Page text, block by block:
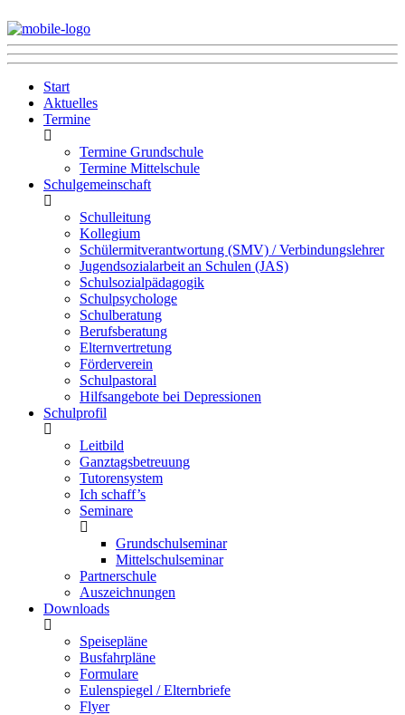
Start
Aktuelles
Termine
Termine Grundschule
Termine Mittelschule
Schulgemeinschaft
Schulleitung
Kollegium
Schülermitverantwortung (SMV) / Verbindungslehrer
Jugendsozialarbeit an Schulen (JAS)
Schulsozialpädagogik
Schulpsychologe
Schulberatung
Berufsberatung
Elternvertretung
Förderverein
Schulpastoral
Hilfsangebote bei Depressionen
Schulprofil
Leitbild
Ganztagsbetreuung
Tutorensystem
Ich schaff’s
Seminare
Grundschulseminar
Mittelschulseminar
Partnerschule
Auszeichnungen
Downloads
Speisepläne
Busfahrpläne
Formulare
Eulenspiegel / Elternbriefe
Flyer